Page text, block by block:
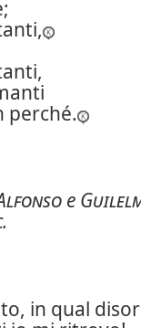
perché.
e
in qual